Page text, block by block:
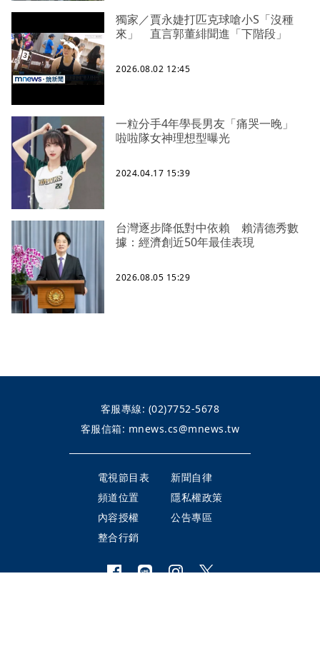
獨家／賈永婕打匹克球嗆小S「沒種
來」 直言郭董緋聞進「下階段」
2026.08.02 12:45
一粒分手4年學長男友「痛哭一晚」
啦啦隊女神理想型曝光
2024.04.17 15:39
台灣逐步降低對中依賴 賴清德秀數
據：經濟創近50年最佳表現
2026.08.05 15:29
客服專線: (02)7752-5678
客服信箱: mnews.cs@mnews.tw
電視節目表
新聞自律
頻道位置
隱私權政策
內容授權
公告專區
整合行銷